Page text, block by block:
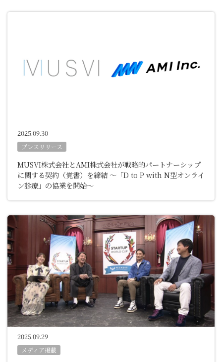
2025.09.30
プレスリリース
MUSVI株式会社とAMI株式会社が戦略的パートナーシップ
に関する契約（覚書）を締結 ～「D to P with N型オンライ
ン診療」の協業を開始～
2025.09.29
メディア掲載